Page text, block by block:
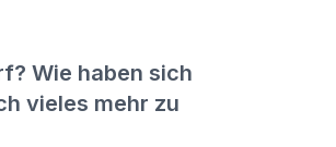
Wie haben sich
vieles mehr zu